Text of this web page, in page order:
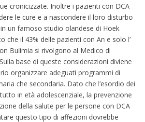
cronicizzate. Inoltre i pazienti con DCA
le cure e a nascondere il loro disturbo
un famoso studio olandese di Hoek
che il 43% delle pazienti con An e solo l’
Bulimia si rivolgono al Medico di
base di queste considerazioni diviene
organizzare adeguati programmi di
che secondaria. Dato che l’esordio dei
in età adolescenziale, la prevenzione
della salute per le persone con DCA
questo tipo di affezioni dovrebbe